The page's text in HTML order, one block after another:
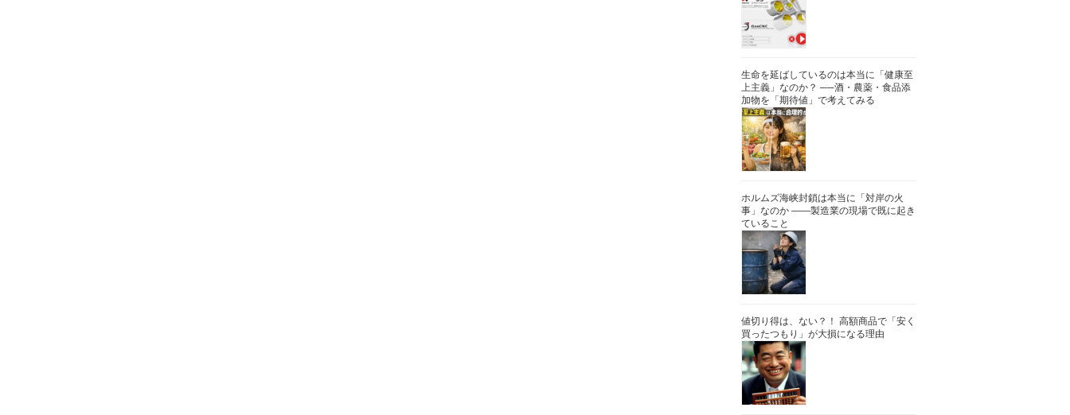
生命を延ばしているのは本当に「健康至
上主義」なのか？ ──酒・農薬・食品添
加物を「期待値」で考えてみる
ホルムズ海峡封鎖は本当に「対岸の火
事」なのか ――製造業の現場で既に起き
ていること
値切り得は、ない？！ 高額商品で「安く
買ったつもり」が大損になる理由